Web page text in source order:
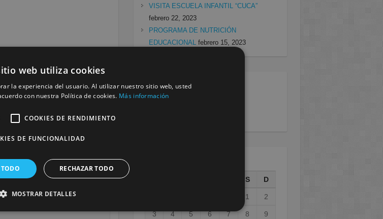
VISITA ESCUELA INFANTIL “CUCA”
febrero 22, 2023
PROGRAMA DE NUTRICIÓN
EDUCACIONAL febrero 15, 2023
Categorias
S D
1 2
3 4 5 6 7 8 9
web utiliza cookies
la experiencia del usuario. Al utilizar nuestro sitio web, usted
con nuestra Política de cookies. Más información
COOKIES DE RENDIMIENTO
DE FUNCIONALIDAD
RECHAZAR TODO
MOSTRAR DETALLES